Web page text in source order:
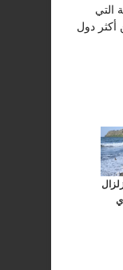
التي
أكثر دول
زلزال